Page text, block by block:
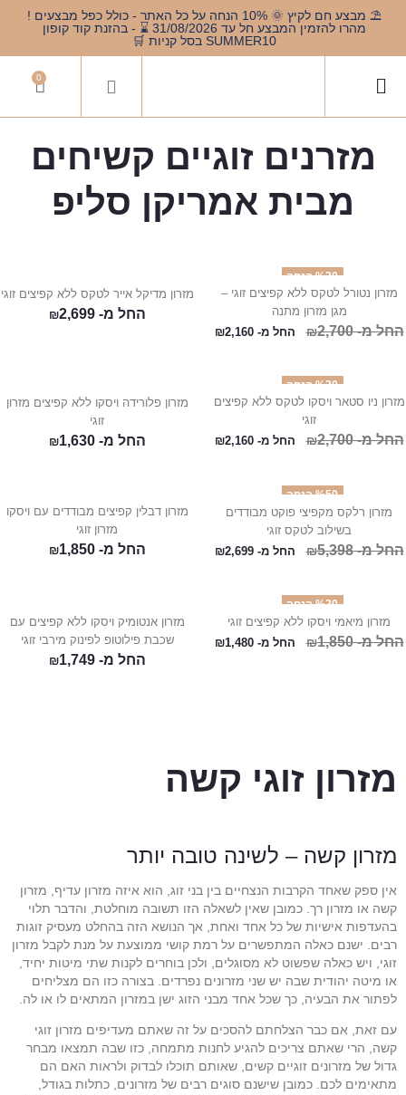
⛱️ מבצע חם לקיץ 🌞 10% הנחה על כל האתר - כולל כפל מבצעים !
מהרו להזמין המבצע חל עד 31/08/2026 ⌛️ - בהזנת קוד קופון
SUMMER10 בסל קניות 🛒
0
מזרנים זוגיים קשיחים
מבית אמריקן סליפ
%20 הנחה
מזרון נטורל לטקס ללא קפיצים זוגי –
מגן מזרון מתנה
החל מ- ₪2,700 החל מ- ₪2,160
מזרון מדיקל אייר לטקס ללא קפיצים זוגי
החל מ- ₪2,699
%20 הנחה
מזרון ניו סטאר ויסקו לטקס ללא קפיצים
זוגי
החל מ- ₪2,700 החל מ- ₪2,160
מזרון פלורידה ויסקו ללא קפיצים מזרון
זוגי
החל מ- ₪1,630
%50 הנחה
מזרון רלקס מקפיצי פוקט מבודדים
בשילוב לטקס זוגי
החל מ- ₪5,398 החל מ- ₪2,699
מזרון דבלין קפיצים מבודדים עם ויסקו
מזרון זוגי
החל מ- ₪1,850
%20 הנחה
מזרון מיאמי ויסקו ללא קפיצים זוגי
החל מ- ₪1,850 החל מ- ₪1,480
מזרון אנטומיק ויסקו ללא קפיצים עם
שכבת פילוטופ לפינוק מירבי זוגי
החל מ- ₪1,749
מזרון זוגי קשה
מזרון קשה – לשינה טובה יותר
אין ספק שאחד הקרבות הנצחיים בין בני זוג, הוא איזה מזרון עדיף, מזרון
קשה או מזרון רך. כמובן שאין לשאלה הזו תשובה מוחלטת, והדבר תלוי
בהעדפות אישיות של כל אחד ואחת, אך הנושא הזה בהחלט מעסיק זוגות
רבים. ישנם כאלה המתפשרים על רמת קושי ממוצעת על מנת לקבל מזרון
זוגי, ויש כאלה שפשוט לא מסוגלים, ולכן בוחרים לקנות שתי מיטות יחיד,
או מיטה יהודית שבה יש שני מזרונים נפרדים. בצורה כזו הם מצליחים
לפתור את הבעיה, כך שכל אחד מבני הזוג ישן במזרון המתאים לו או לה.
עם זאת, אם כבר הצלחתם להסכים על זה שאתם מעדיפים מזרון זוגי
קשה, הרי שאתם צריכים להגיע לחנות מתמחה, כזו שבה תמצאו מבחר
גדול של מזרונים זוגיים קשים, שאותם תוכלו לבדוק ולראות האם הם
מתאימים לכם. כמובן שישנם סוגים רבים של מזרונים, כתלות בגודל,